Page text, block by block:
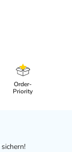
Order-
Priority
sichern!